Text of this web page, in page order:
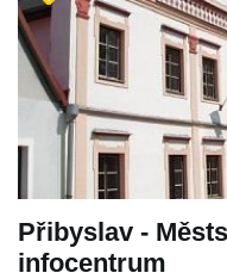
Přibyslav -
infocentrum